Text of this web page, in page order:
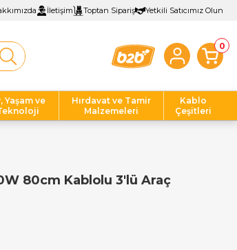
İletişim Toptan Sipariş Yetkili Satıcımız Olun
0
Yaşam ve
Hırdavat ve Tamir
Malzemeleri
Kablo
Çeşitleri
80cm Kablolu 3'lü Araç